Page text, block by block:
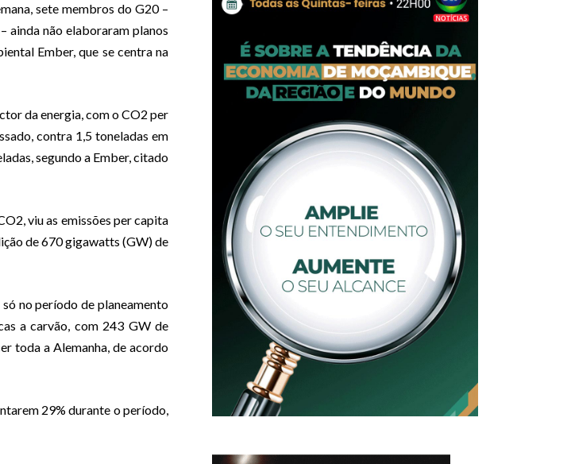
sete membros do G20 –
ainda não elaboraram planos
Ember, que se centra na
da energia, com o CO2 per
contra 1,5 toneladas em
segundo a Ember, citado
viu as emissões per capita
de 670 gigawatts (GW) de
no período de planeamento
a carvão, com 243 GW de
toda a Alemanha, de acordo
29% durante o período,